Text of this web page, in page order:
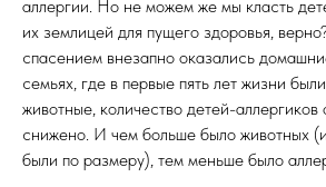
аллергии. Но не можем же мы класть
их землицей для пущего здоровья,
спасением внезапно оказались
семьях, где в первые пять лет жизни
животные, количество детей-аллергиков
снижено. И чем больше было животных
были по размеру), тем меньше было